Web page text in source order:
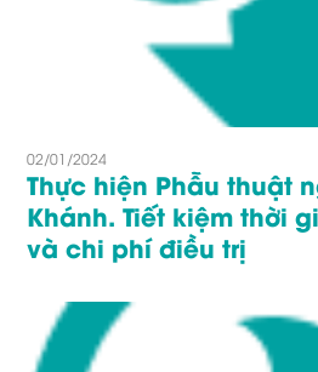
02/01/2024
Thực hiện Phẫu thuật
Khánh. Tiết kiệm thời
và chi phí điều trị